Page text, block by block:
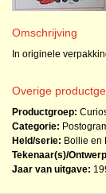
Omschrijving
In originele
Overige
Productgroep:
Categorie:
Held/serie: Bollie en
Tekenaar(s)/
Jaar van uitgave: